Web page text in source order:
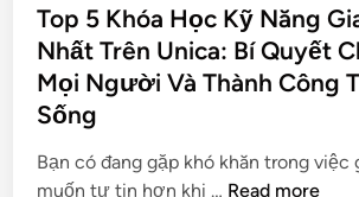
Top 5 Khóa Học Kỹ Năng
Nhất Trên Unica: Bí Quyết
Mọi Người Và Thành Công
Sống
Bạn có đang gặp khó khăn trong việc
muốn tự tin hơn khi … Read more